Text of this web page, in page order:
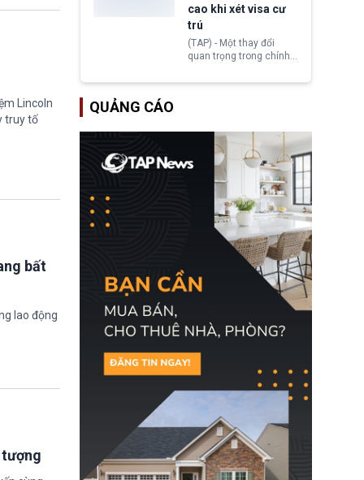
Lincoln
truy tố
bất
lao động
trong bối cảnh tranh
chấp ngoại giao giữa
chính quyền Tổng thống
Donald Trump và chính
phủ cánh tả Tổng thống
cao khi xét visa cư
trú
(TAP) - Một thay đổi
quan trọng trong chính
Zealand đang mở ra
gan B hoặc viêm gan C
sẽ không còn bị mặc
định không đáp ứng tiêu
chuẩn sức khỏe chỉ vì
chi phí điều trị khi nộp hồ
sơ xin visa cư trú.
QUẢNG CÁO